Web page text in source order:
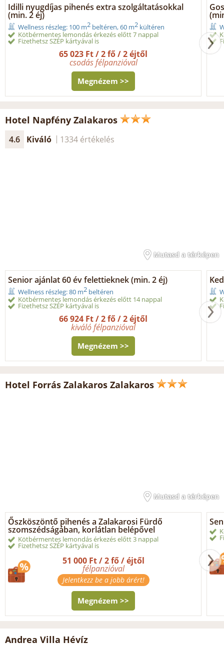
Idilli nyugdíjas pihenés extra szolgáltatásokkal
(min. 2 éj)
Wellness részleg: 100 m2 beltéren, 60 m2 kültéren
Kötbérmentes lemondás érkezés előtt 7 nappal
Fizethetsz SZÉP kártyával is
65 023 Ft / 2 fő / 2 éjtől
csodás félpanzióval
Megnézem >>
Hotel Napfény Zalakaros
4.6 Kiváló 1334 értékelés
Mutasd a térképen
Senior ajánlat 60 év felettieknek (min. 2 éj)
Wellness részleg: 80 m2 beltéren
Kötbérmentes lemondás érkezés előtt 14 nappal
Fizethetsz SZÉP kártyával is
66 924 Ft / 2 fő / 2 éjtől
kiváló félpanzióval
Megnézem >>
Hotel Forrás Zalakaros Zalakaros
Mutasd a térképen
Őszköszöntő pihenés a Zalakarosi Fürdő
szomszédságában, korlátlan belépővel
Kötbérmentes lemondás érkezés előtt 3 nappal
Fizethetsz SZÉP kártyával is
51 000 Ft / 2 fő / éjtől
félpanzióval
Jelentkezz be a jobb árért!
Megnézem >>
Andrea Villa Hévíz